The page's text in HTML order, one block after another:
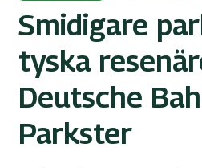
Smidigare
tyska
Deutsche
Parkster